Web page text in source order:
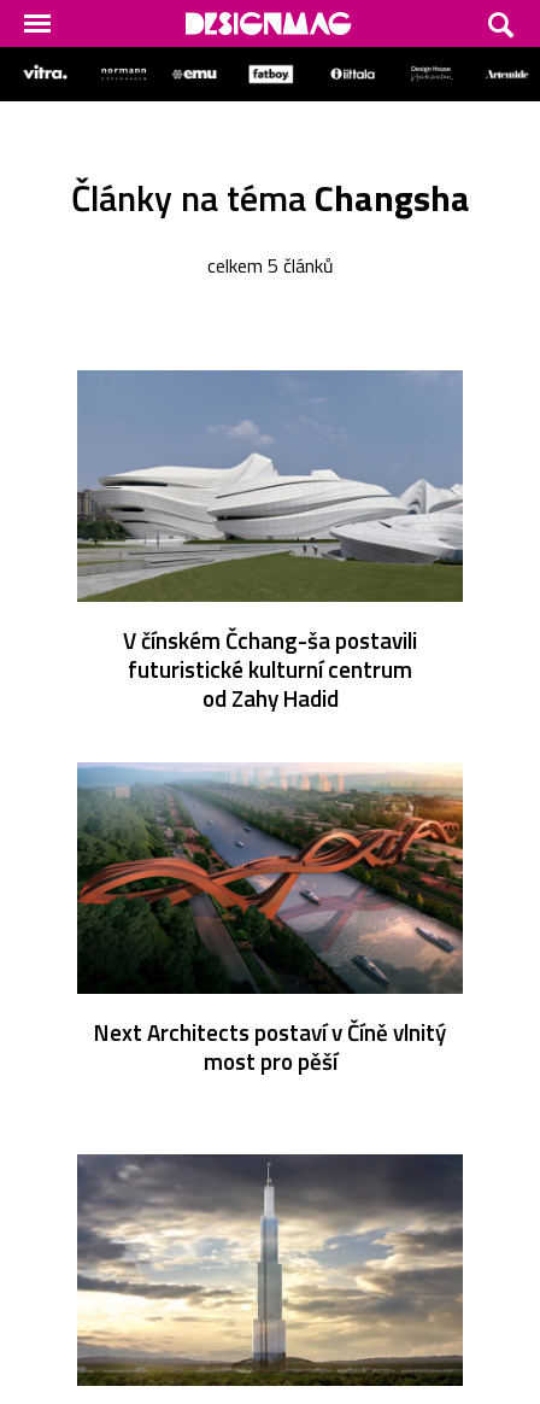
Články na témaChangsha
celkem 5 článků
V čínském Čchang-ša postavili
futuristické kulturní centrum
od Zahy Hadid
Next Architects postaví v Číně vlnitý
most pro pěší